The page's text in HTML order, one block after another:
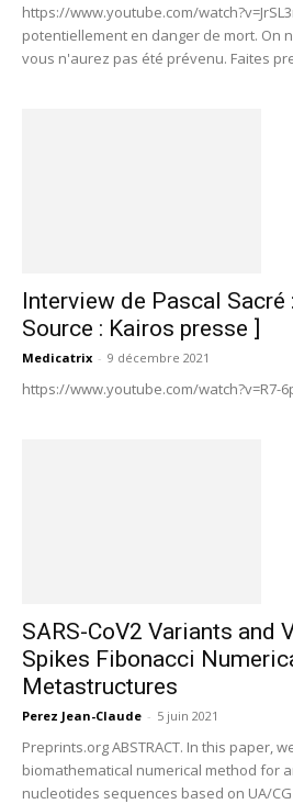
https://www.youtube.com/
potentiellement en danger de mort. On
vous n'aurez pas été prévenu. Faites
Interview de Pascal Sacré
Source : Kairos presse ]
Medicatrix - 9 décembre 2021
https://www.youtube.com/watch?v=R7-
SARS-CoV2 Variants and
Spikes Fibonacci
Metastructures
Perez Jean-Claude - 5 juin 2021
Preprints.org ABSTRACT. In this paper,
biomathematical numerical method for
nucleotides sequences based on UA/